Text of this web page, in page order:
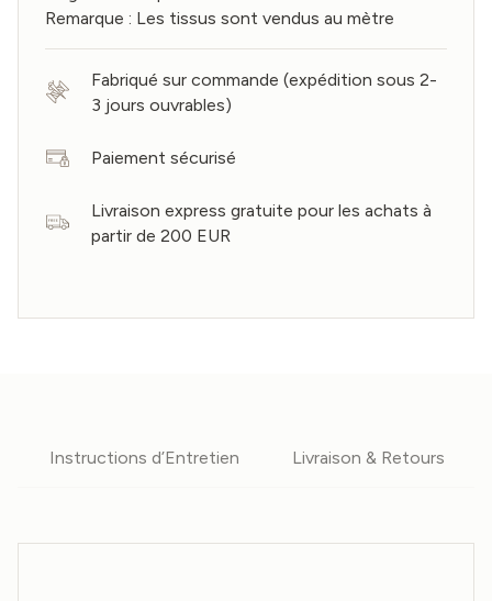
Remarque : Les tissus sont vendus au mètre
Fabriqué sur commande (expédition sous 2-
3 jours ouvrables)
Paiement sécurisé
Livraison express gratuite pour les achats à
partir de 200 EUR
Instructions d’Entretien Livraison & Retours